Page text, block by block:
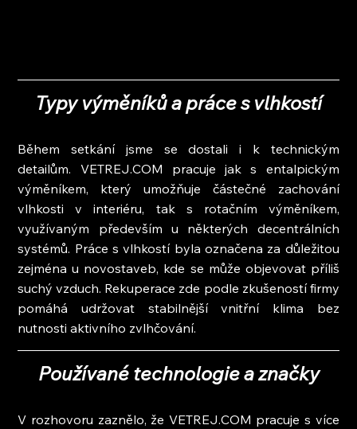
Typy výměníků a práce s vlhkostí
Během setkání jsme se dostali i k technickým
detailům. VETREJ.COM pracuje jak s entalpickým
výměníkem, který umožňuje částečné zachování
vlhkosti v interiéru, tak s rotačním výměníkem,
využívaným především u některých decentrálních
systémů. Práce s vlhkostí byla označena za důležitou
zejména u novostaveb, kde se může objevovat příliš
suchý vzduch. Rekuperace zde podle zkušeností firmy
pomáhá udržovat stabilnější vnitřní klima bez
nutnosti aktivního zvlhčování.
Používané technologie a značky
V rozhovoru zaznělo, že VETREJ.COM pracuje s více